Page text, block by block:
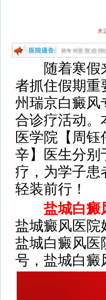
来
业祛白的专病专科医院,值得信赖和
随着寒假来
者抓住假期重
州瑞京白癜风
合诊疗活动。
医学院【周
辛】医生分别
疗，为学子患
轻装前行！
盐城白癜
盐城癜风医院
盐城白癜风医
号，盐城白癜